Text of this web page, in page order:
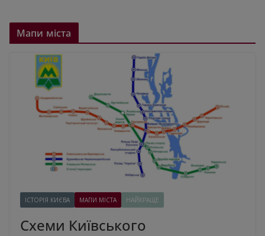
Мапи міста
ІСТОРІЯ КИЄВА МАПИ МІСТА НАЙКРАЩЕ
Схеми Київського